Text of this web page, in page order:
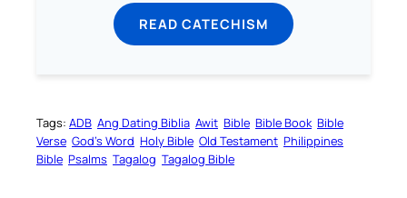
READ CATECHISM
Tags: ADB Ang Dating Biblia Awit Bible Bible Book Bible
Verse God’s Word Holy Bible Old Testament Philippines
Bible Psalms Tagalog Tagalog Bible